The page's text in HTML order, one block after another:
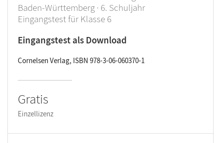
Baden-Württemberg · 6. Schuljahr
Eingangstest für Klasse 6
Eingangstest als Download
Cornelsen Verlag, ISBN 978-3-06-060370-1
Gratis
Einzellizenz